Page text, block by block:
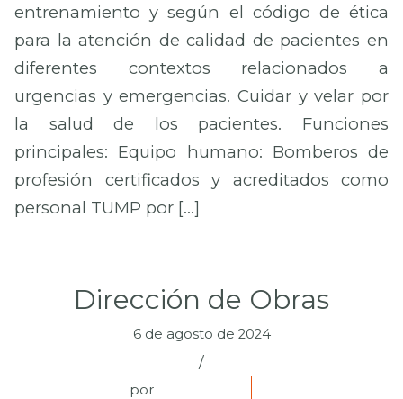
entrenamiento y según el código de ética
para la atención de calidad de pacientes en
diferentes contextos relacionados a
urgencias y emergencias. Cuidar y velar por
la salud de los pacientes. Funciones
principales: Equipo humano: Bomberos de
profesión certificados y acreditados como
personal TUMP por […]
Dirección de Obras
6 de agosto de 2024
/
por